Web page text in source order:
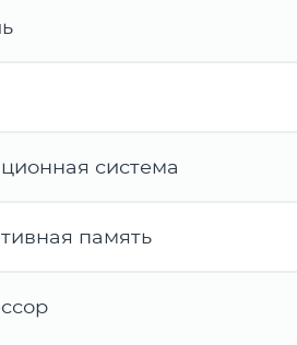
система
память